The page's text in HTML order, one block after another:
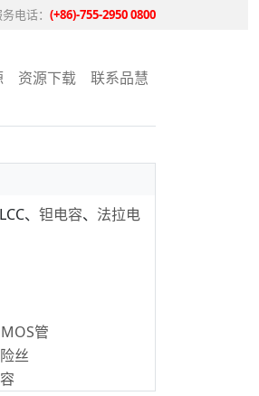
电话： (+86)-755-2950 0800
资源下载 联系品慧
、 钽电容、 法拉电
MOS管
丝